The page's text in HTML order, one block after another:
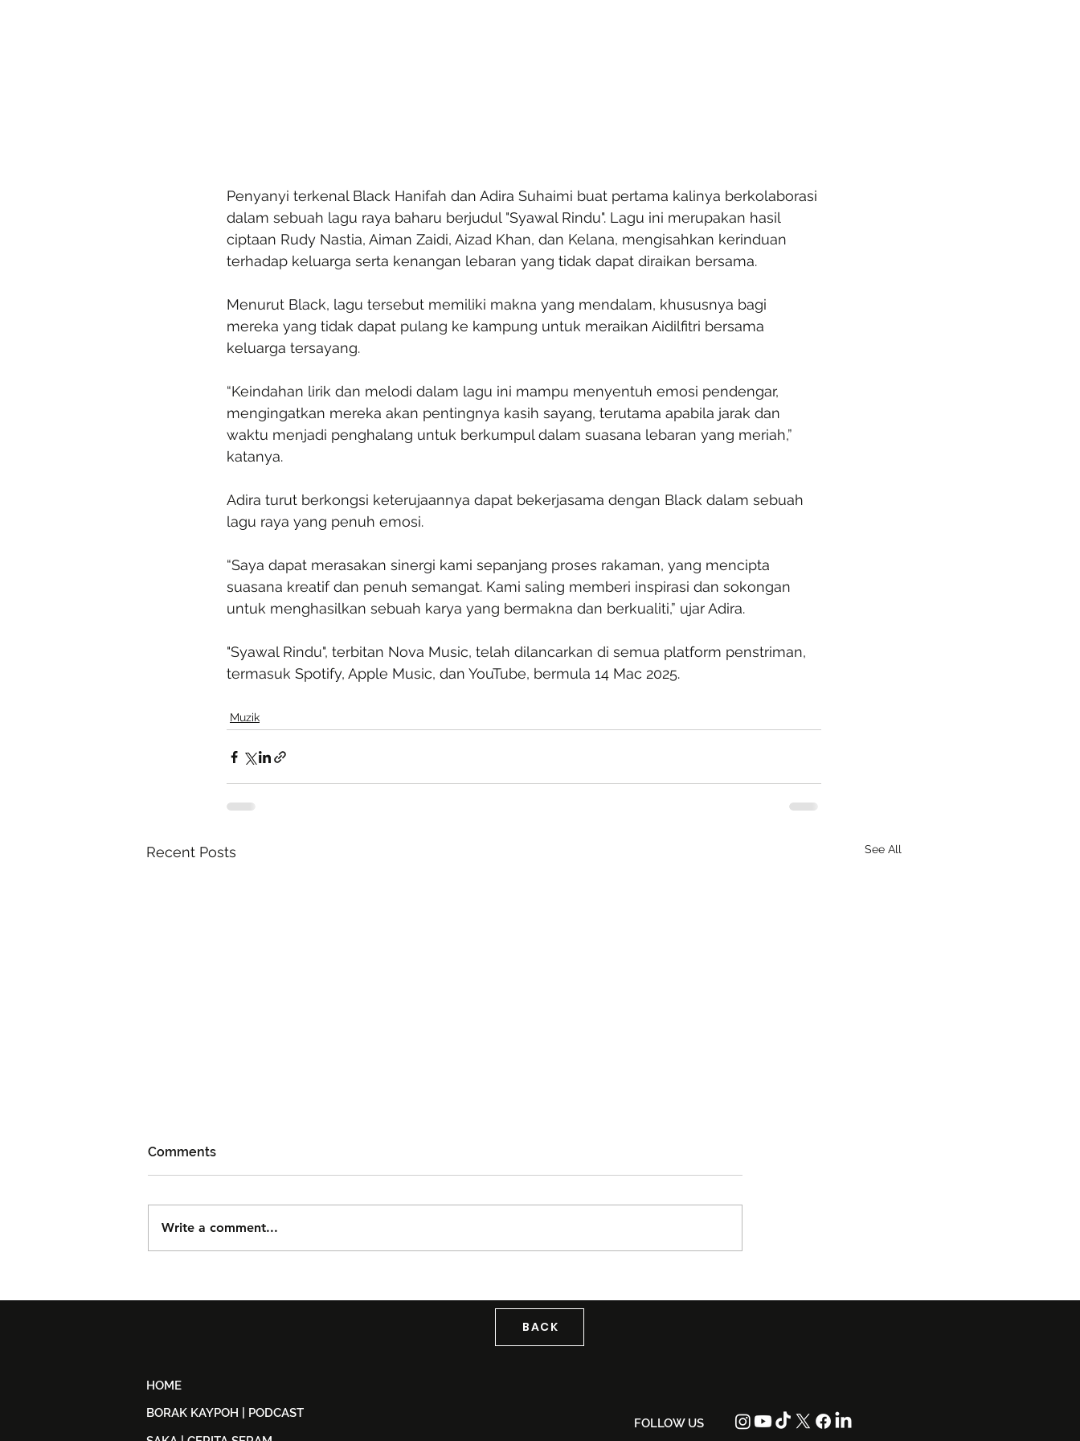
Penyanyi terkenal Black Hanifah dan Adira Suhaimi buat pertama kalinya berkolaborasi
dalam sebuah lagu raya baharu berjudul "Syawal Rindu". Lagu ini merupakan hasil
ciptaan Rudy Nastia, Aiman Zaidi, Aizad Khan, dan Kelana, mengisahkan kerinduan
terhadap keluarga serta kenangan lebaran yang tidak dapat diraikan bersama.
Menurut Black, lagu tersebut memiliki makna yang mendalam, khususnya bagi
mereka yang tidak dapat pulang ke kampung untuk meraikan Aidilfitri bersama
keluarga tersayang.
“Keindahan lirik dan melodi dalam lagu ini mampu menyentuh emosi pendengar,
mengingatkan mereka akan pentingnya kasih sayang, terutama apabila jarak dan
waktu menjadi penghalang untuk berkumpul dalam suasana lebaran yang meriah,”
katanya.
Adira turut berkongsi keterujaannya dapat bekerjasama dengan Black dalam sebuah
lagu raya yang penuh emosi.
“Saya dapat merasakan sinergi kami sepanjang proses rakaman, yang mencipta
suasana kreatif dan penuh semangat. Kami saling memberi inspirasi dan sokongan
untuk menghasilkan sebuah karya yang bermakna dan berkualiti,” ujar Adira.
"Syawal Rindu", terbitan Nova Music, telah dilancarkan di semua platform penstriman,
termasuk Spotify, Apple Music, dan YouTube, bermula 14 Mac 2025.
Muzik
Recent Posts See All
Malaysia Selepas Kejayaan
Comments
Write a comment...
BACK
HOME
BORAK KAYPOH | PODCAST
FOLLOW US